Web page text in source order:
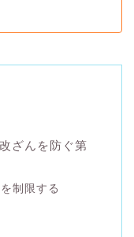
ざんを防ぐ第
制限する